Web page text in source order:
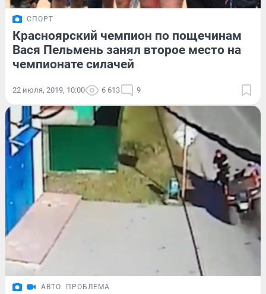
СПОРТ
Красноярский чемпион по пощечинам
Вася Пельмень занял второе место на
чемпионате силачей
22 июля, 2019, 10:00 6 613 9
АВТО ПРОБЛЕМА